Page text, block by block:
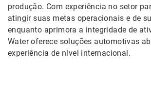
produção. Com experiência no setor
atingir suas metas operacionais e de
enquanto aprimora a integridade de
Water oferece soluções automotivas
experiência de nível internacional.